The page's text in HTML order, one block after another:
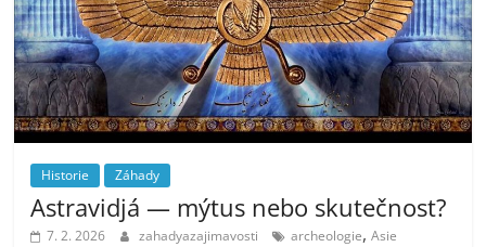
Historie Záhady
Astravidjá — mýtus nebo skutečnost?
7. 2. 2026 zahadyazajimavosti archeologie,Asie